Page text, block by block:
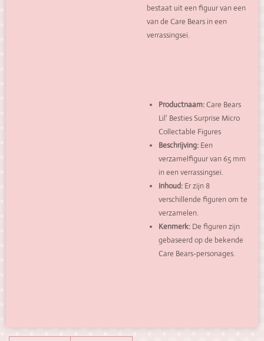
bestaat uit een figuur van een
van de Care Bears in een
verrassingsei.
Productnaam:Care Bears
Lil' Besties Surprise Micro
Collectable Figures
Beschrijving:Een
verzamelfiguur van 65 mm
in een verrassingsei.
Inhoud:Er zijn 8
verschillende figuren om te
verzamelen.
Kenmerk:De figuren zijn
gebaseerd op de bekende
Care Bears-personages.